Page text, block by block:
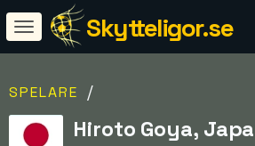
Skytteligor.se
SPELARE /
Hiroto Goya,